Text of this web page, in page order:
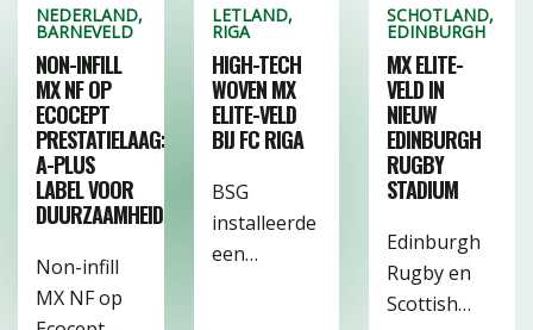
106
10
4
39
Categorie
19
FILTERS WISSEN
NEDERLAND,
BARNEVELD
NON-INFILL
MX NF OP
ECOCEPT
PRESTATIELAAG:
A-PLUS
LABEL VOOR
DUURZAAMHEID
Non-infill
MX NF op
LETLAND,
RIGA
HIGH-TECH
WOVEN MX
ELITE-VELD
BIJ FC RIGA
BSG
installeerde
een…
SCHOTLAND,
EDINBURGH
MX ELITE-
VELD IN
NIEUW
EDINBURGH
RUGBY
STADIUM
Edinburgh
Rugby en
Scottish…